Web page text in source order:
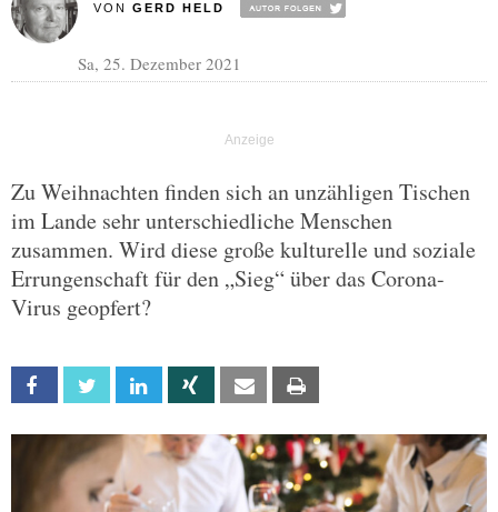
VON GERD HELD
Sa, 25. Dezember 2021
Zu Weihnachten finden sich an unzähligen Tischen
im Lande sehr unterschiedliche Menschen
zusammen. Wird diese große kulturelle und soziale
Errungenschaft für den „Sieg“ über das Corona-
Virus geopfert?
Facebook Twitter Linkedin Xing Email